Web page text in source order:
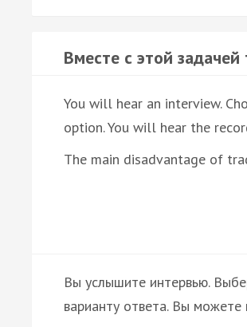
Вместе с этой
You will hear an interview.
option. You will hear the
The main disadvantage of
Вы услышите интервью.
варианту ответа. Вы